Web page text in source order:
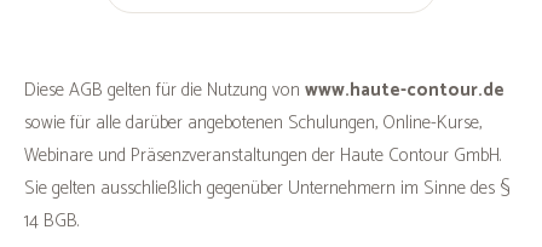
Diese AGB gelten für die Nutzung von www.haute-contour.de
sowie für alle darüber angebotenen Schulungen, Online-Kurse,
Webinare und Präsenzveranstaltungen der Haute Contour GmbH.
Sie gelten ausschließlich gegenüber Unternehmern im Sinne des §
14 BGB.